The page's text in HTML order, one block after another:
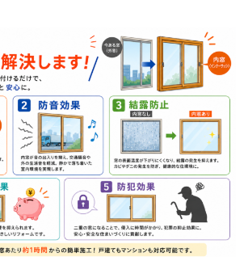
報｜2026年住宅省エネキャンペーン
交換・断熱窓）